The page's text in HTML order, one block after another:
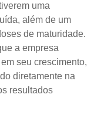
uma
além de um
de maturidade.
a empresa
seu crescimento,
diretamente na
resultados